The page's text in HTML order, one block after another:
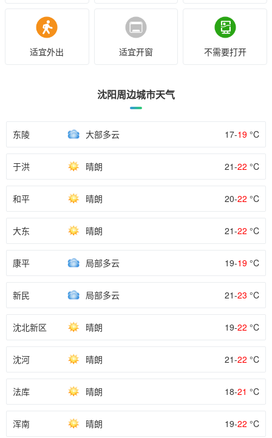
适宜外出 适宜开窗 不需要打开
沈阳周边城市天气
东陵 大部多云 17-19 °C
于洪 晴朗 21-22 °C
和平 晴朗 20-22 °C
大东 晴朗 21-22 °C
康平 局部多云 19-19 °C
新民 局部多云 21-23 °C
沈北新区 晴朗 19-22 °C
沈河 晴朗 21-22 °C
法库 晴朗 18-21 °C
浑南 晴朗 19-22 °C